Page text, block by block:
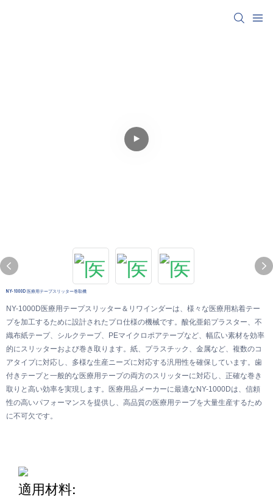
NY-1000D 医療用テープスリッター巻取機
NY-1000D医療用テープスリッター＆リワインダーは、様々な医療用粘着テー
プを加工するために設計されたプロ仕様の機械です。酸化亜鉛プラスター、不
織布紙テープ、シルクテープ、PEマイクロポアテープなど、幅広い素材を効率
的にスリッターおよび巻き取ります。紙、プラスチック、金属など、複数のコ
アタイプに対応し、多様な生産ニーズに対応する汎用性を確保しています。歯
付きテープと一般的な医療用テープの両方のスリッターに対応し、正確な巻き
取りと高い効率を実現します。医療用品メーカーに最適なNY-1000Dは、信頼
性の高いパフォーマンスを提供し、高品質の医療用テープを大量生産するため
に不可欠です。
適用材料: